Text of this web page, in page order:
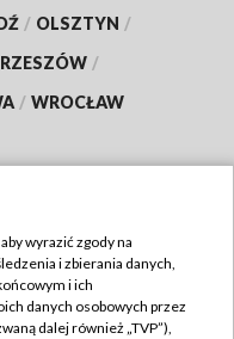
/ OLSZTYN /
RZESZÓW /
/ WROCŁAW
wyrazić zgody na
i zbierania danych,
i ich
danych osobowych przez
dalej również „TVP”),